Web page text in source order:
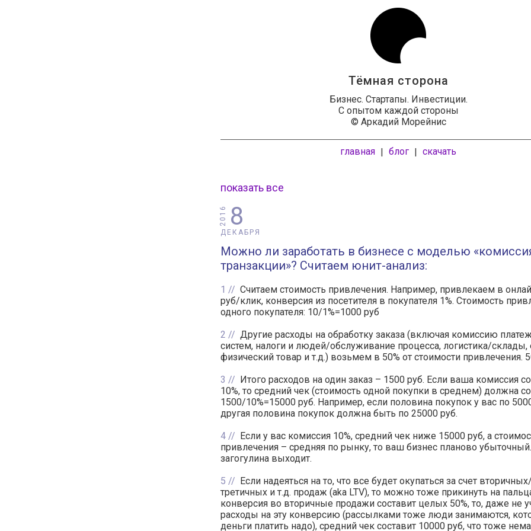
Тёмная сторона
Бизнес. Стартапы. Инвестиции.
С опытом каждой стороны
© Аркадий Морейнис
главная | блог | скачать
показать все
8
ДЕКАБРЯ
2016
Можно ли заработать в бизнесе с моделью
транзакции»? Считаем юнит-анализ:
1
Считаем стоимость привлечения. Например, привлекаем в
руб/клик, конверсия из посетителя в покупателя 1%. Стоимость
одного покупателя: 10/1%=1000 руб
2
Другие расходы на обработку заказа (включая комиссию
систем, налоги и людей/обслуживание процесса, логистика/склады,
физический товар и т.д.) возьмем в 50% от стоимости привлечения.
3
Итого расходов на один заказ – 1500 руб. Если ваша комиссия
10%, то средний чек (стоимость одной покупки в среднем) должна
1500/10%=15000 руб. Например, если половина покупок у вас по
другая половина покупок должна быть по 25000 руб.
4
Если у вас комиссия 10%, средний чек ниже 15000 руб, а
привлечения – средняя по рынку, то ваш бизнес планово
загогулина выходит.
5
Если надеяться на то, что все будет окупаться за счет
третичных и т.д. продаж (aka LTV), то можно тоже прикинуть на
конверсия во вторичные продажи составит целых 50%, то, даже не
расходы на эту конверсию (рассылками тоже люди занимаются,
деньги платить надо), средний чек составит 10000 руб, что тоже